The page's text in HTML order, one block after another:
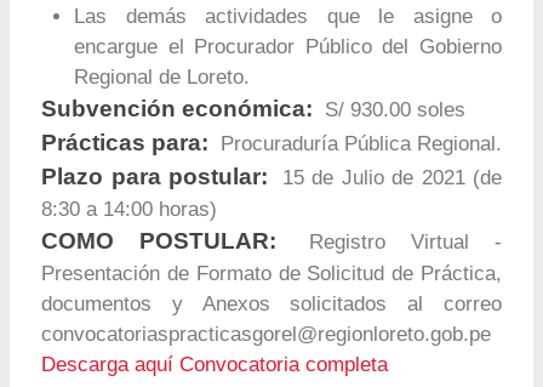
Las demás actividades que le asigne o
encargue el Procurador Público del Gobierno
Regional de Loreto.
Subvención económica: S/ 930.00 soles
Prácticas para: Procuraduría Pública Regional.
Plazo para postular:
15 de Julio de 2021 (de
8:30 a 14:00 horas)
COMO POSTULAR:
Registro Virtual -
Presentación de Formato de Solicitud de Práctica,
documentos y Anexos solicitados al correo
convocatoriaspracticasgorel@regionloreto.gob.pe
Descarga aquí Convocatoria completa